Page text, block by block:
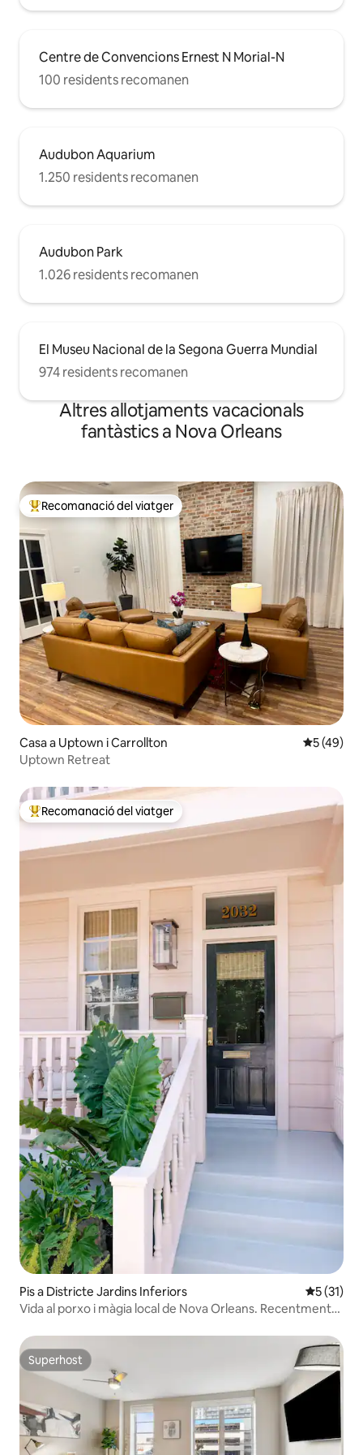
tractis el nostre allotjament com si fos
interiors. No s'admeten animals de
companyia. No s'admeten serveis
d'àpats a altes hores de la nit. També has
de seguretat: si fas malbé l'allotjament,
Centre de Convencions Ernest N Morial-N
100 residents recomanen
Audubon Aquarium
1.250 residents recomanen
Audubon Park
1.026 residents recomanen
El Museu Nacional de la Segona Guerra Mundial
974 residents recomanen
Altres allotjaments vacacionals
fantàstics a Nova Orleans
Principals recomanacions dels viatgers
Recomanació del viatger
Casa a Uptown i Carrollton 5 de
5 (49)
Uptown Retreat
Principals recomanacions dels viatgers
Recomanació del viatger
Pis a Districte Jardins Inferiors 5 de
5 (31)
Vida al porxo i màgia local de Nova Orleans. Recentment
Superhost
Superhost